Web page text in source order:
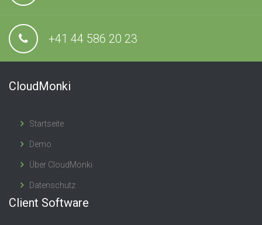
+41 44 586 20 23
CloudMonki
Startseite
Demo
Über CloudMonki
Datenschutz
Client Software